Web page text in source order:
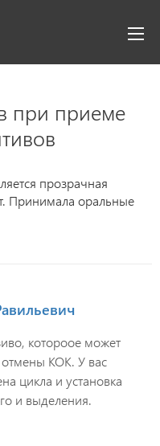
при приеме
прозрачная
Принимала оральные
котороое может
отмены КОК. У вас
цикла и установка
и выделения.